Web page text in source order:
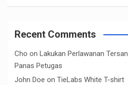
Recent Comments
Cho on Lakukan Perlawanan
Panas Petugas
John Doe on TieLabs White T-shirt